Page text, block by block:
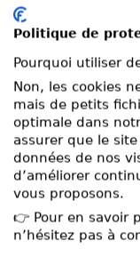
Politique de
Pourquoi utiliser
Non, les cookies
mais de petits
optimale dans
assurer que le
données de nos
d’améliorer
vous proposons.
👉 Pour en savoir
n’hésitez pas à